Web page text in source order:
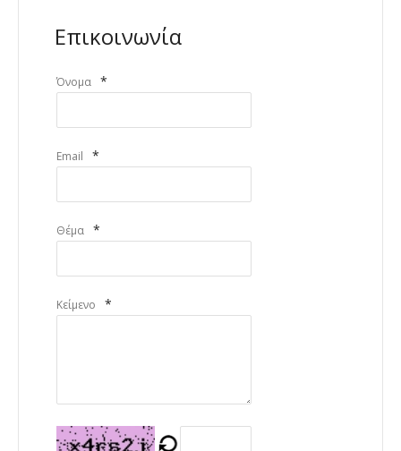
Επικοινωνία
Όνομα *
Email *
Θέμα *
Κείμενο *